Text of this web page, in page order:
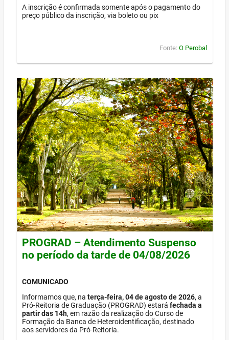
A inscrição é confirmada somente após o pagamento do
preço público da inscrição, via boleto ou pix
Fonte: O Perobal
PROGRAD – Atendimento Suspenso
no período da tarde de 04/08/2026
COMUNICADO
Informamos que, na terça-feira, 04 de agosto de 2026, a
Pró-Reitoria de Graduação (PROGRAD) estará fechada a
partir das 14h, em razão da realização do Curso de
Formação da Banca de Heteroidentificação, destinado
aos servidores da Pró-Reitoria.